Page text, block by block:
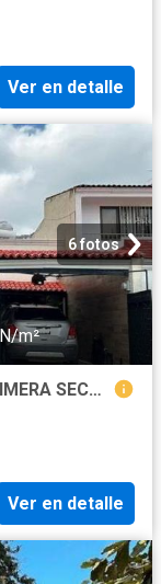
Ver en detalle
6 fotos
m²
HERMOSA CASA EN VENTA EN LA PRIMERA SECCIÓN DE EL PALOMAR $10&apos 970,000 pesos
Ver en detalle